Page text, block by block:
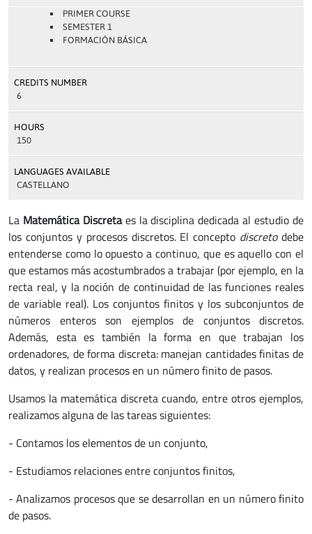
PRIMER COURSE
SEMESTER 1
FORMACIÓN BÁSICA
CREDITS NUMBER
6
HOURS
150
LANGUAGES AVAILABLE
CASTELLANO
La Matemática Discretaes la disciplina dedicada al estudio de
los conjuntos y procesos discretos. El concepto discretodebe
entenderse como lo opuesto a continuo, que es aquello con el
que estamos más acostumbrados a trabajar (por ejemplo, en la
recta real, y la noción de continuidad de las funciones reales
de variable real). Los conjuntos finitos y los subconjuntos de
números enteros son ejemplos de conjuntos discretos.
Además, esta es también la forma en que trabajan los
ordenadores, de forma discreta: manejan cantidades finitas de
datos, y realizan procesos en un número finito de pasos.
Usamos la matemática discreta cuando, entre otros ejemplos,
realizamos alguna de las tareas siguientes:
- Contamos los elementos de un conjunto,
- Estudiamos relaciones entre conjuntos finitos,
- Analizamos procesos que se desarrollan en un número finito
de pasos.